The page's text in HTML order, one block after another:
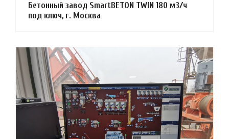
Бетонный завод SmartBETON TWIN 180 м3/ч
под ключ, г. Москва